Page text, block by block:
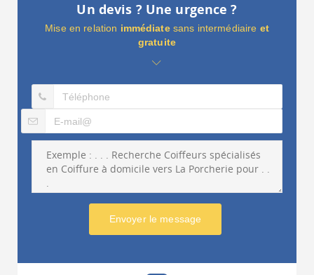
Un devis ? Une urgence ?
Mise en relation immédiatesans intermédiaire et
gratuite
Envoyer le message